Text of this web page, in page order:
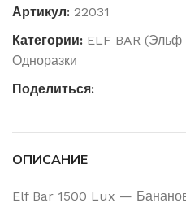
Артикул: 22031
Категории: ELF BAR (Эльф
Одноразки
Поделиться:
ОПИСАНИЕ
Elf Bar 1500 Lux —